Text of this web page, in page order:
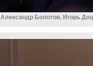
Александр Болотов, Игорь